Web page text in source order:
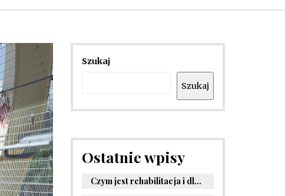
Szukaj
Szukaj
Ostatnie wpisy
Czym jest rehabilitacja i dlaczego jest kluczowa dla powrotu do zdrowia?